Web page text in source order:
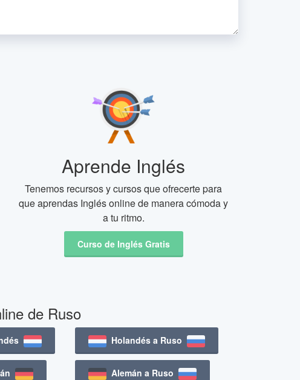
Aprende Inglés
Tenemos recursos y cursos que ofrecerte para
que aprendas Inglés online de manera cómoda y
a tu ritmo.
Curso de Inglés Gratis
de Ruso
Holandés a Ruso
Alemán a Ruso